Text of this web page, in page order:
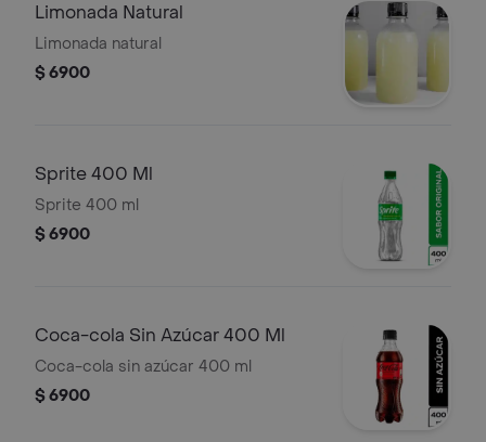
Limonada Natural
Limonada natural
$ 6900
Sprite 400 Ml
Sprite 400 ml
$ 6900
Coca-cola Sin Azúcar 400 Ml
Coca-cola sin azúcar 400 ml
$ 6900